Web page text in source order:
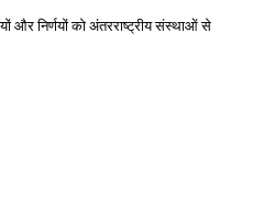
और निर्णयों को अंतरराष्ट्रीय संस्थाओं से